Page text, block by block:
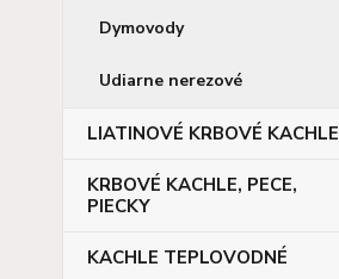
Dymovody
Udiarne nerezové
LIATINOVÉ KRBOVÉ KACHLE
KRBOVÉ KACHLE, PECE,
PIECKY
KACHLE TEPLOVODNÉ